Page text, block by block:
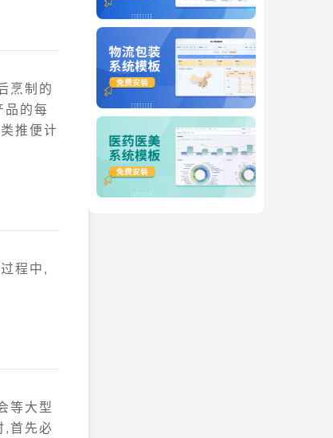
烹制的
品的每
推便计
程中,
等大型
,首先必